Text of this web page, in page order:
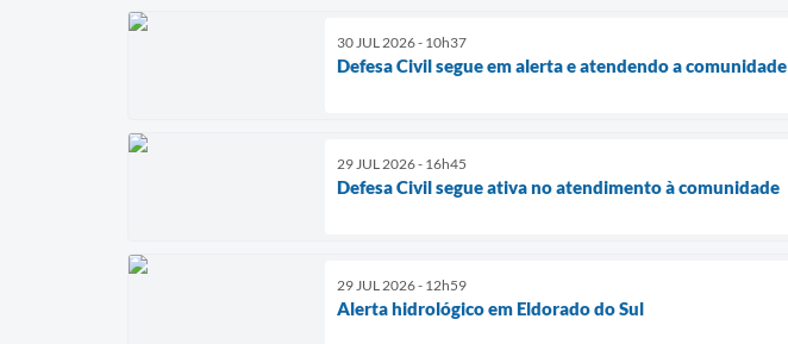
30 JUL 2026 - 10h37
Defesa Civil segue em alerta e atendendo a comunidade
29 JUL 2026 - 16h45
Defesa Civil segue ativa no atendimento à comunidade
29 JUL 2026 - 12h59
Alerta hidrológico em Eldorado do Sul